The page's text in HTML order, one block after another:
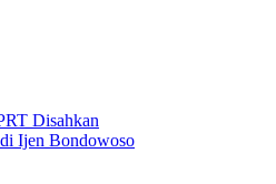
Disahkan
Ijen Bondowoso